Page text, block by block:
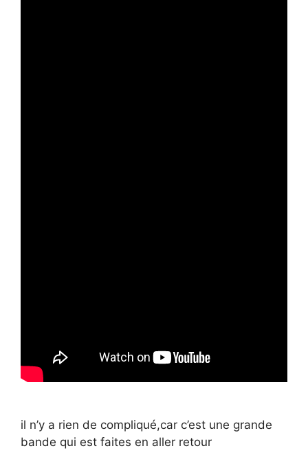
il n’y a rien de compliqué,car c’est une grande
bande qui est faites en aller retour